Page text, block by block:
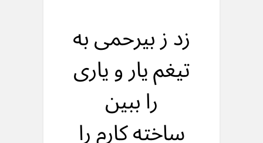
زد ز بیرحمی به
تیغم یار و یاری
را ببین
ساخته کارم را